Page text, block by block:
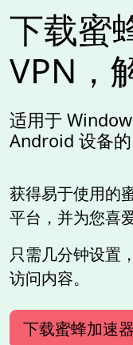
下载蜜
VPN，
适用于
Android 设备的
获得易于使用的
平台，并为您喜
只需几分钟设置
访问内容。
下载蜜蜂加速